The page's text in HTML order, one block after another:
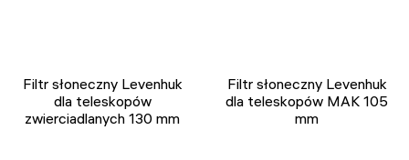
Filtr słoneczny Levenhuk
dla teleskopów
zwierciadlanych 130 mm
Filtr słoneczny Levenhuk
dla teleskopów MAK 105
mm